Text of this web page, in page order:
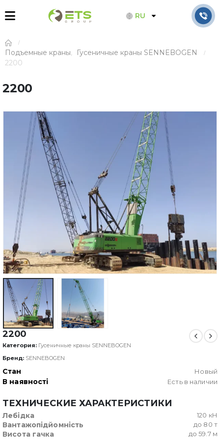
RU
Подъемные краны,
Гусеничные краны SENNEBOGEN
2200
2200
2200
Категория: Гусеничные краны SENNEBOGEN
Бренд: SENNEBOGEN
Стан Новый
В наявності Есть в наличии
ТЕХНИЧЕСКИЕ ХАРАКТЕРИСТИКИ
Лебідка 120 кН
Вантажопідйомність до 80 т
Висота гачка до 59.7 м